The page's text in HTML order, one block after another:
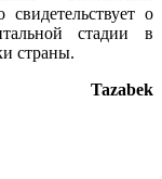
о
стадии в
страны.
Tazabek